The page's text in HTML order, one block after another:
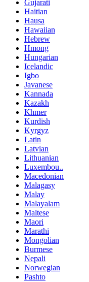
Gujarati
Haitian
Hausa
Hawaiian
Hebrew
Hmong
Hungarian
Icelandic
Igbo
Javanese
Kannada
Kazakh
Khmer
Kurdish
Kyrgyz
Latin
Latvian
Lithuanian
Luxembou..
Macedonian
Malagasy
Malay
Malayalam
Maltese
Maori
Marathi
Mongolian
Burmese
Nepali
Norwegian
Pashto